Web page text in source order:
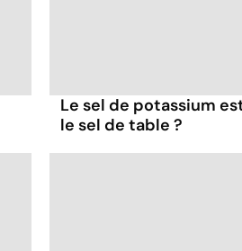
Le sel de potassium
le sel de table ?